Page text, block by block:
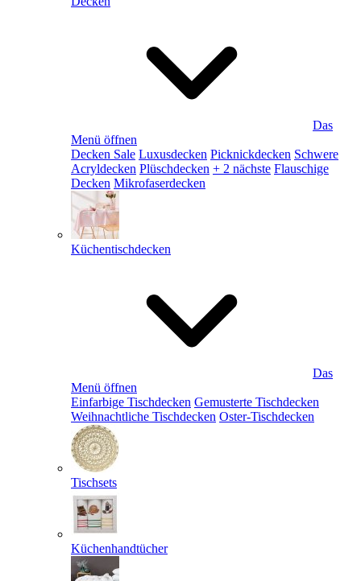
Das
Menü öffnen
Decken Sale Luxusdecken Picknickdecken Schwere
Acryldecken Plüschdecken + 2 nächste Flauschige
Decken Mikrofaserdecken
Küchentischdecken
Das
Menü öffnen
Einfarbige Tischdecken Gemusterte Tischdecken
Weihnachtliche Tischdecken Oster-Tischdecken
Tischsets
Küchenhandtücher